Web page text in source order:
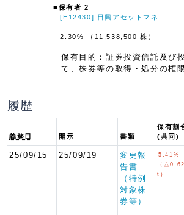
■保有者 2
[E12430] 日興アセットマネ…
2.30% （11,538,500 株）
保有目的：証券投資信託及び
て、株券等の取得・処分の権
履歴
義務日 開示 書類
保有割
(共同)
25/09/15 25/09/19
変更報
告書
（特例
対象株
券等）
5.41%
（
t）